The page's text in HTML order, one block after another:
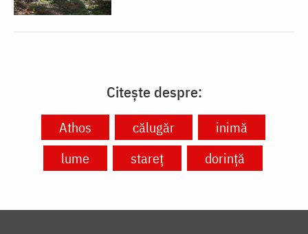
Citește despre:
Athos călugăr
inimă
lume
stareț dorință